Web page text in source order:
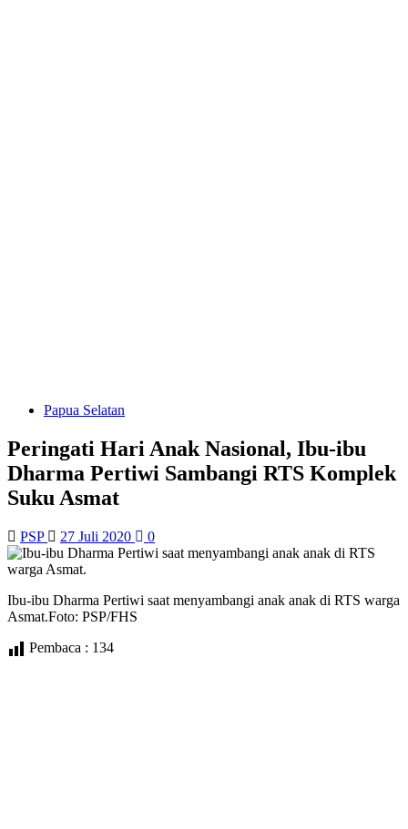
Papua Selatan
Peringati Hari Anak Nasional, Ibu-ibu
Dharma Pertiwi Sambangi RTS Komplek
Suku Asmat
PSP 27 Juli 2020 0
Ibu-ibu Dharma Pertiwi saat menyambangi anak anak di RTS warga
Asmat.Foto: PSP/FHS
Pembaca : 134